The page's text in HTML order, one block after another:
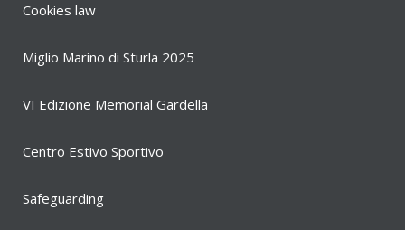
Cookies law
Miglio Marino di Sturla 2025
VI Edizione Memorial Gardella
Centro Estivo Sportivo
Safeguarding